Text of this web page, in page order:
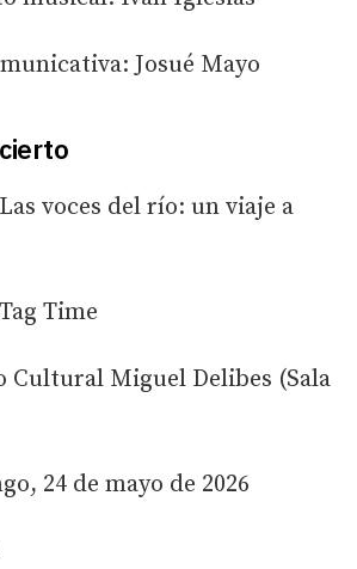
Josué Mayo
voces del río: un viaje a
Time
Cultural Miguel Delibes (Sala
24 de mayo de 2026